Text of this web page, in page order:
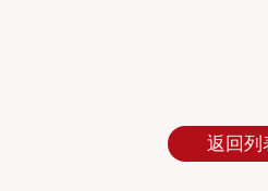
返回列